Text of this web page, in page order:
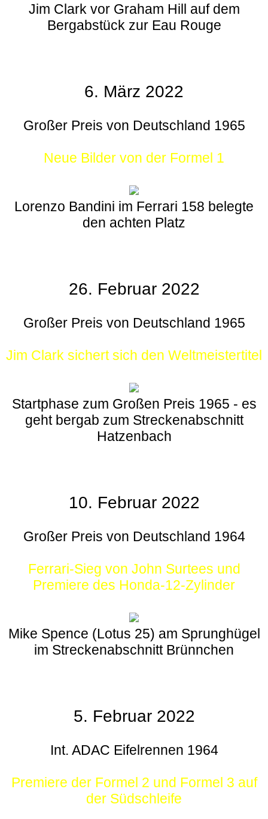
Jim Clark vor Graham Hill auf dem
Bergabstück zur Eau Rouge
6. März 2022
Großer Preis von Deutschland 1965
Neue Bilder von der Formel 1
Lorenzo Bandini im Ferrari 158 belegte
den achten Platz
26. Februar 2022
Großer Preis von Deutschland 1965
Jim Clark sichert sich den Weltmeistertitel
Startphase zum Großen Preis 1965 - es
geht bergab zum Streckenabschnitt
Hatzenbach
10. Februar 2022
Großer Preis von Deutschland 1964
Ferrari-Sieg von John Surtees und
Premiere des Honda-12-Zylinder
Mike Spence (Lotus 25) am Sprunghügel
im Streckenabschnitt Brünnchen
5. Februar 2022
Int. ADAC Eifelrennen 1964
Premiere der Formel 2 und Formel 3 auf
der Südschleife